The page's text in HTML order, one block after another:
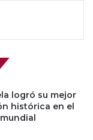
logró su mejor
histórica en el